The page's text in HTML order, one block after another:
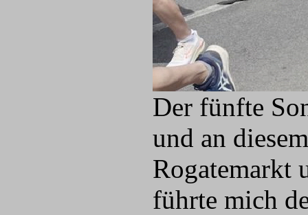
Der fünfte
und an
Rogatemarkt
führte mich